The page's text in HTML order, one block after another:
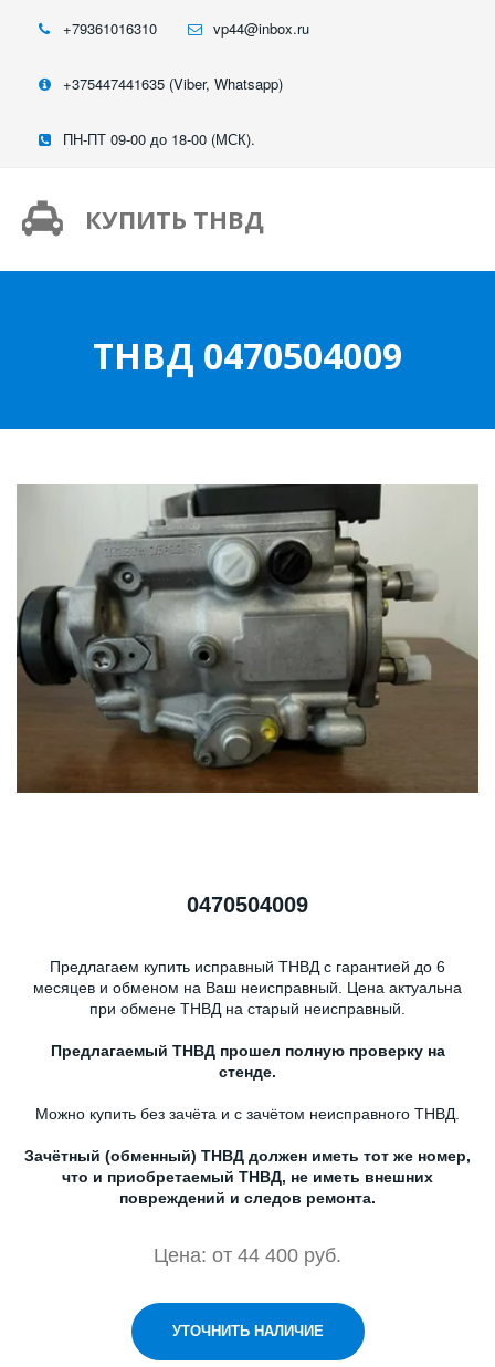
+79361016310 vp44@inbox.ru
+375447441635 (Viber, Whatsapp)
ПН-ПТ 09-00 до 18-00 (МСК).
КУПИТЬ ТНВД
ТНВД 0470504009
0470504009
Предлагаем купить исправный ТНВД с гарантией до 6
месяцев и обменом на Ваш неисправный. Цена актуальна
при обмене ТНВД на старый неисправный.
Предлагаемый ТНВД прошел полную проверку на
стенде.
Можно купить без зачёта и с зачётом неисправного ТНВД.
Зачётный (обменный) ТНВД должен иметь тот же номер,
что и приобретаемый ТНВД, не иметь внешних
повреждений и следов ремонта.
Цена: от 44 400 руб.
УТОЧНИТЬ НАЛИЧИЕ